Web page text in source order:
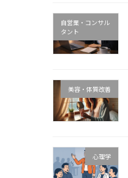
自営業・コンサル
タント
美容・体質改善
心理学